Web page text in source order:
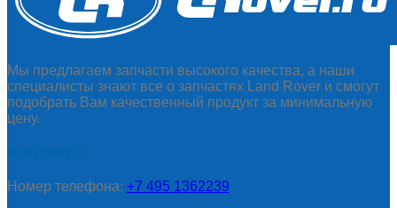
Мы предлагаем запчасти высокого качества, а наши
специалисты знают все о запчастях Land Rover и смогут
подобрать Вам качественный продукт за минимальную
цену.
Номер телефона: +7 495 1362239